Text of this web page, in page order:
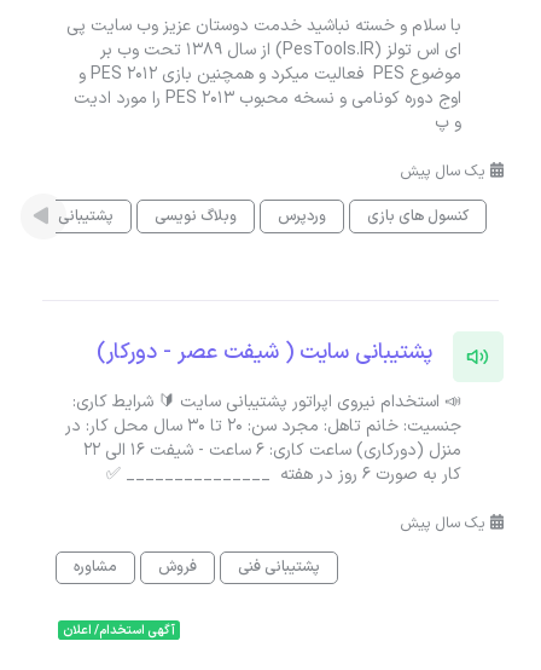
با سلام و خسته نباشید خدمت دوستان عزیز وب سایت پی
ای اس تولز (PesTools.IR) از سال 1389 تحت وب بر
موضوع PES فعالیت میکرد و همچنین بازی PES 2012 و
اوج دوره کونامی و نسخه محبوب PES 2013 را مورد ادیت
و پ
یک سال پیش
کنسول های بازی
وردپرس وبلاگ نویسی پشتیبانی فنی
پشتیبانی سایت ( شیفت عصر - دورکار)
📣 استخدام نیروی اپراتور پشتیبانی سایت 🔰 شرایط کاری:
جنسیت: خانم تاهل: مجرد سن: ۲۰ تا ۳۰ سال محل کار: در
کار به صورت 6 روز در هفته _______________ ✅
یک سال پیش
پشتیبانی فنی
فروش مشاوره
آگهی استخدام/ اعلان